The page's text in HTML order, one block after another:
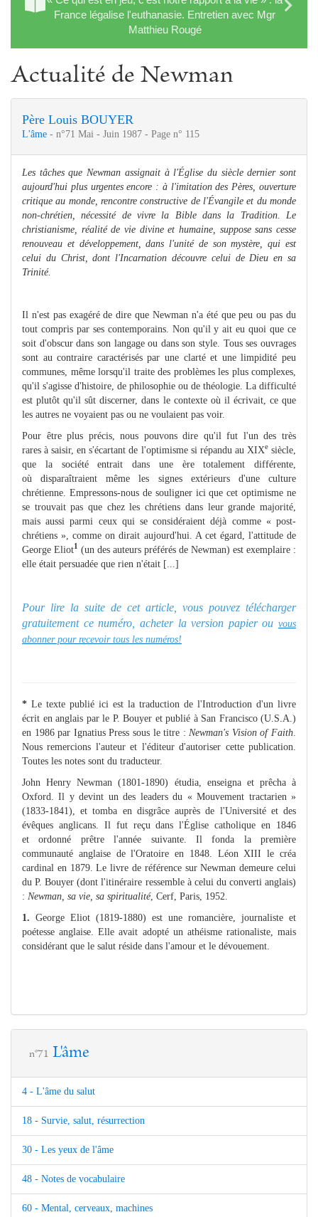
France légalise l'euthanasie. Entretien avec Mgr
Matthieu Rougé
Actualité de Newman
Père Louis BOUYER
L'âme - n°71 Mai - Juin 1987 - Page n° 115
Les tâches que Newman assignait à l'Église du siècle dernier sont
aujour­d'hui plus urgentes encore : à l'imitation des Pères, ouverture
critique au monde, rencontre constructive de l'Évangile et du monde
non-chrétien, nécessité de vivre la Bible dans la Tradition. Le
christianisme, réalité de vie divine et humaine, suppose sans cesse
renouveau et développement, dans l'unité de son mystère, qui est
celui du Christ, dont l'Incarnation découvre celui de Dieu en sa
Trinité.
Il n'est pas exagéré de dire que Newman n'a été que peu ou pas du
tout compris par ses contemporains. Non qu'il y ait eu quoi que ce
soit d'obscur dans son langage ou dans son style. Tous ses ouvrages
sont au contraire caractérisés par une clarté et une limpidité peu
communes, même lorsqu'il traite des problèmes les plus complexes,
qu'il s'agisse d'histoire, de philosophie ou de théologie. La difficulté
est plutôt qu'il sût discerner, dans le contexte où il écrivait, ce que
les autres ne voyaient pas ou ne voulaient pas voir.
Pour être plus précis, nous pouvons dire qu'il fut l'un des très
rares à saisir, en s'écartant de l'optimisme si répandu au XIXesiècle,
que la société entrait dans une ère totalement différente,
où disparaîtraient même les signes extérieurs d'une culture
chrétienne. Empressons-nous de souligner ici que cet optimisme ne
se trouvait pas que chez les chrétiens dans leur grande majorité,
mais aussi parmi ceux qui se considéraient déjà comme « post-
chrétiens », comme on dirait aujourd'hui. A cet égard, l'attitude de
George Eliot1 (un des auteurs préférés de Newman) est exemplaire :
elle était persuadée que rien n'était [...]
Pour lire la suite de cet article, vous pouvez télécharger
gratuitement ce numéro, acheter la version papier ou vous
abonner pour recevoir tous les numéros!
* Le texte publié ici est la traduction de l'Introduction d'un livre
écrit en anglais par le P. Bouyer et publié à San Francisco (U.S.A.)
en 1986 par Ignatius Press sous le titre : Newman's Vision of Faith
Nous remercions l'auteur et l'éditeur d'autoriser cette publication.
Toutes les notes sont du traducteur.
John Henry Newman (1801-1890) étudia, enseigna et prêcha à
Oxford. Il y devint un des leaders du « Mouvement tractarien »
(1833-1841), et tomba en disgrâce auprès de l'Université et des
évêques anglicans. Il fut reçu dans l'Église catholique en 1846
et ordonné prêtre l'année suivante. Il fonda la première
communauté anglaise de l'Oratoire en 1848. Léon XIII le créa
cardinal en 1879. Le livre de référence sur Newman demeure celui
du P. Bouyer (dont l'itinéraire ressemble à celui du converti anglais)
: Newman, sa vie, sa spiritualité, Cerf, Paris, 1952.
1. George Eliot (1819-1880) est une romancière, journaliste et
poétesse anglaise. Elle avait adopté un athéisme rationaliste, mais
considérant que le salut réside dans l'amour et le dévouement.
n°71 L'âme
4 - L'âme du salut
18 - Survie, salut, résurrection
30 - Les yeux de l'âme
48 - Notes de vocabulaire
60 - Mental, cerveaux, machines